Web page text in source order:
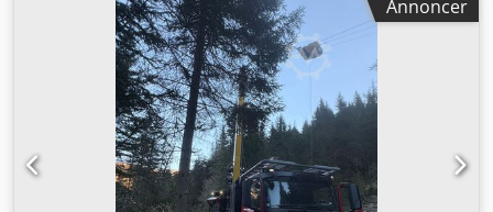
Mounty 3000 wirekran ("bjerg-harvester") fra Konrad
Forsttechnik GmbH til skovbrug. Crjdpfx Aowtw Apskkjf
Årgang: 2014 Med processorhoved Woody 60 (inkl. top-
saver) Løbekat: Prisys Bærerkøretøj: MAN TGS Kan til
enhver tid ses i drift. Særlige kendetegn: Ideel til stejle
skråninger og vanskeligt terræn! Meget robust
konstruktion til fuldskovningsbrug. Løbende vedligeholdt –
klar til brug med det samme! Stand: Teknisk og visuelt
velholdt Klar til brug uden efterslæb på service
Annoncer